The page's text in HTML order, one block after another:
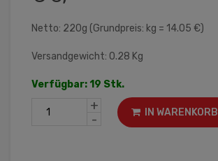
Netto: 220g (Grundpreis: kg = 14.05 €)
Versandgewicht: 0.28 Kg
Verfügbar: 19 Stk.
+
-
IN WARENKORB